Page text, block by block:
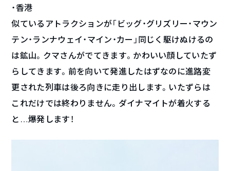
・香港
似ているアトラクションが「ビッグ・グリズリー・マウン
テン・ランナウェイ・マイン・カー」同じく駆けぬけるの
は鉱山。クマさんがでてきます。かわいい顔していたず
らしてきます。前を向いて発進したはずなのに進路変
更された列車は後ろ向きに走り出します。いたずらは
これだけでは終わりません。ダイナマイトが着火する
と…爆発します！